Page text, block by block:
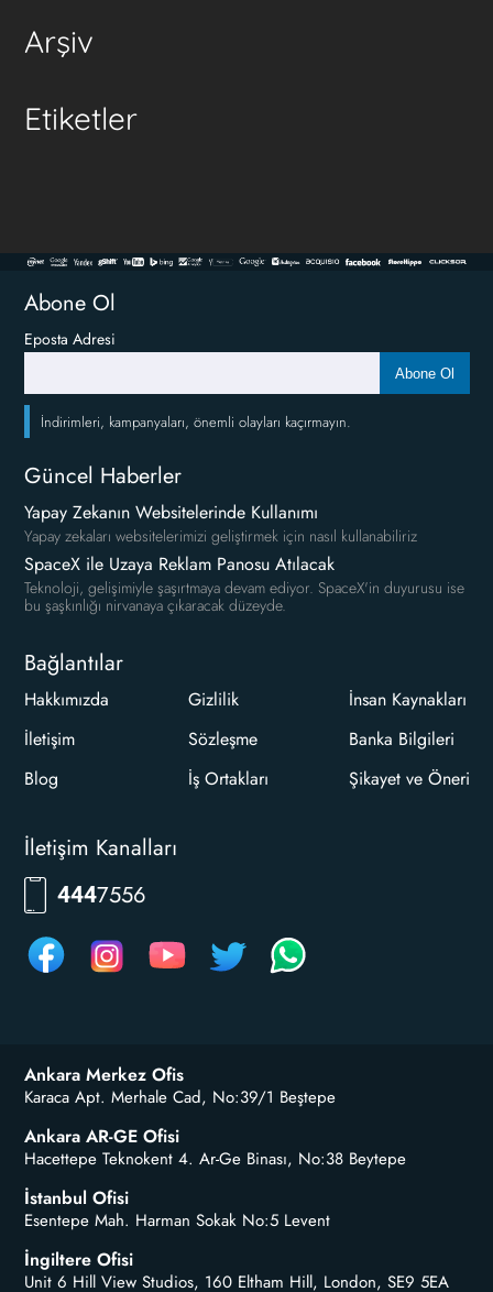
Arşiv
Etiketler
Abone Ol
Eposta Adresi
Abone Ol
İndirimleri, kampanyaları, önemli olayları kaçırmayın.
Güncel Haberler
Yapay Zekanın Websitelerinde Kullanımı
Yapay zekaları websitelerimizi geliştirmek için nasıl kullanabiliriz
SpaceX ile Uzaya Reklam Panosu Atılacak
Teknoloji, gelişimiyle şaşırtmaya devam ediyor. SpaceX'in duyurusu ise
bu şaşkınlığı nirvanaya çıkaracak düzeyde.
Bağlantılar
Hakkımızda
İletişim
Blog
Gizlilik
Sözleşme
İş Ortakları
İnsan Kaynakları
Banka Bilgileri
Şikayet ve Öneri
İletişim Kanalları
4447556
Ankara Merkez Ofis
Karaca Apt. Merhale Cad, No:39/1 Beştepe
Ankara AR-GE Ofisi
Hacettepe Teknokent 4. Ar-Ge Binası, No:38 Beytepe
İstanbul Ofisi
Esentepe Mah. Harman Sokak No:5 Levent
İngiltere Ofisi
Unit 6 Hill View Studios, 160 Eltham Hill, London, SE9 5EA